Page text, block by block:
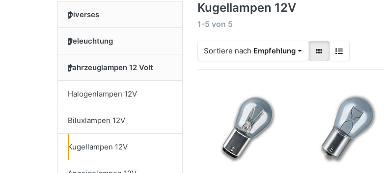
Diverses
Beleuchtung
Fahrzeuglampen 12 Volt
Halogenlampen 12V
Biluxlampen 12V
Kugellampen 12V
Kugellampen 12V
1-5 von 5
Sortiere nach Empfehlung